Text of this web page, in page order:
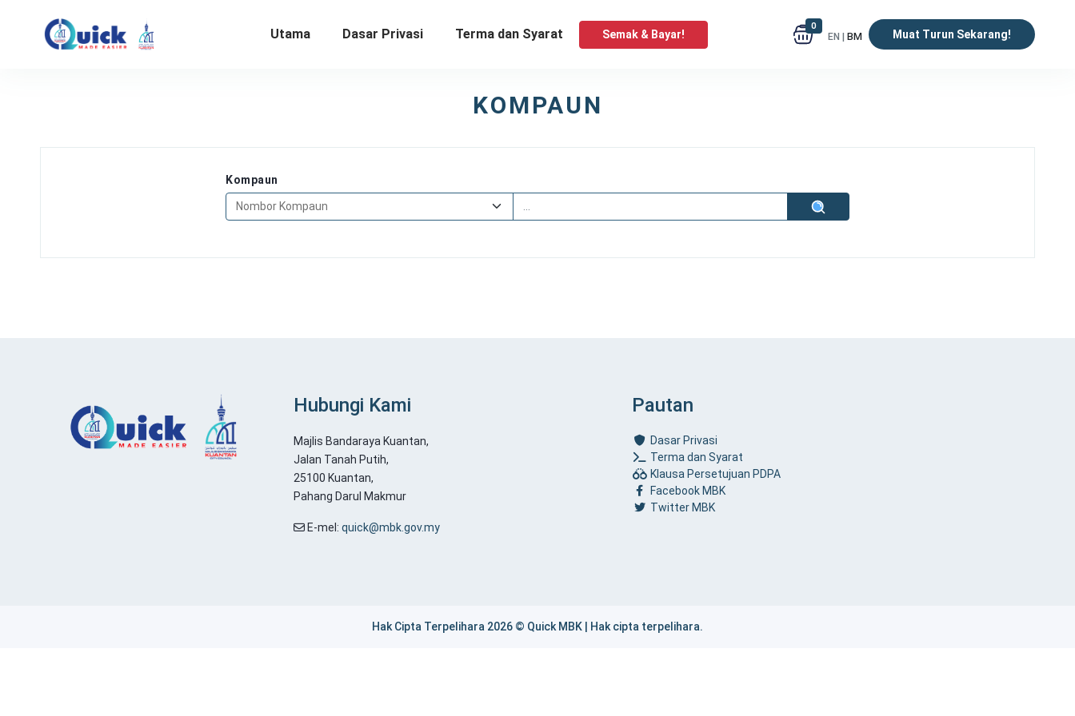
Utama Dasar Privasi Terma dan Syarat Semak & Bayar!
0
EN | BM Muat Turun Sekarang!
KOMPAUN
Kompaun
Hubungi Kami
Majlis Bandaraya Kuantan,
Jalan Tanah Putih,
25100 Kuantan,
Pahang Darul Makmur
E-mel: quick@mbk.gov.my
Pautan
Dasar Privasi
Terma dan Syarat
Klausa Persetujuan PDPA
Facebook MBK
Twitter MBK
Hak Cipta Terpelihara 2026 © Quick MBK | Hak cipta terpelihara.